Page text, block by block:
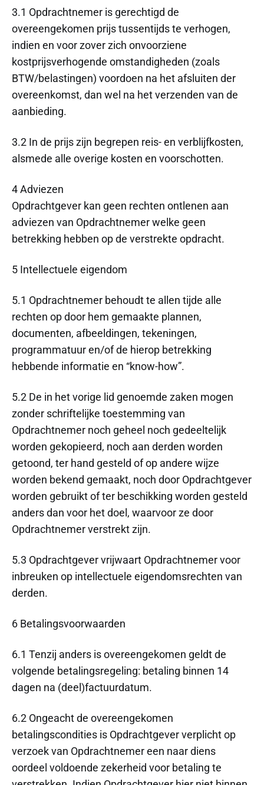
3.1 Opdrachtnemer is gerechtigd de
overeengekomen prijs tussentijds te verhogen,
indien en voor zover zich onvoorziene
kostprijsverhogende omstandigheden (zoals
BTW/belastingen) voordoen na het afsluiten der
overeenkomst, dan wel na het verzenden van de
aanbieding.
3.2 In de prijs zijn begrepen reis- en verblijfkosten,
alsmede alle overige kosten en voorschotten.
4 Adviezen
Opdrachtgever kan geen rechten ontlenen aan
adviezen van Opdrachtnemer welke geen
betrekking hebben op de verstrekte opdracht.
5 Intellectuele eigendom
5.1 Opdrachtnemer behoudt te allen tijde alle
rechten op door hem gemaakte plannen,
documenten, afbeeldingen, tekeningen,
programmatuur en/of de hierop betrekking
hebbende informatie en “know-how”.
5.2 De in het vorige lid genoemde zaken mogen
zonder schriftelijke toestemming van
Opdrachtnemer noch geheel noch gedeeltelijk
worden gekopieerd, noch aan derden worden
getoond, ter hand gesteld of op andere wijze
worden bekend gemaakt, noch door Opdrachtgever
worden gebruikt of ter beschikking worden gesteld
anders dan voor het doel, waarvoor ze door
Opdrachtnemer verstrekt zijn.
5.3 Opdrachtgever vrijwaart Opdrachtnemer voor
inbreuken op intellectuele eigendomsrechten van
derden.
6 Betalingsvoorwaarden
6.1 Tenzij anders is overeengekomen geldt de
volgende betalingsregeling: betaling binnen 14
dagen na (deel)factuurdatum.
6.2 Ongeacht de overeengekomen
betalingscondities is Opdrachtgever verplicht op
verzoek van Opdrachtnemer een naar diens
oordeel voldoende zekerheid voor betaling te